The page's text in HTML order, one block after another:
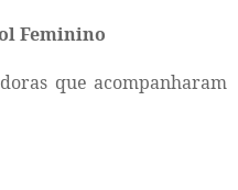
Feminino
que acompanharam